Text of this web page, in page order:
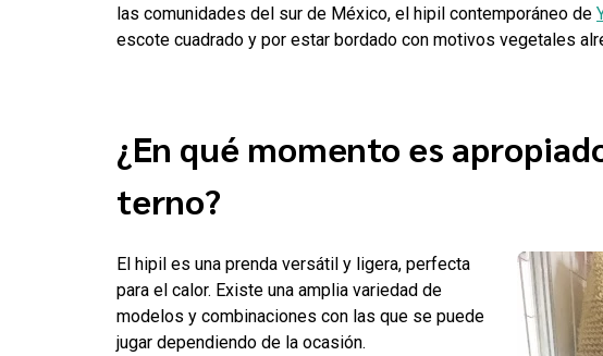
las comunidades del sur de México, el hipil contemporáneo de
escote cuadrado y por estar bordado con motivos vegetales
¿En qué momento es
terno?
El hipil es una prenda versátil y ligera, perfecta
para el calor. Existe una amplia variedad de
modelos y combinaciones con las que se puede
jugar dependiendo de la ocasión.